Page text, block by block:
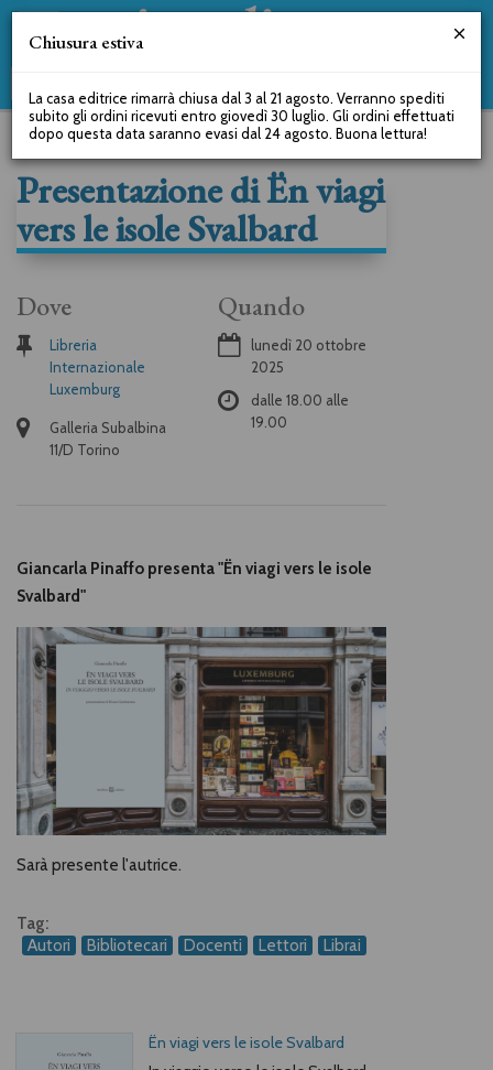
Presentazione di Ën viagi
vers le isole Svalbard
Dove
Libreria
Internazionale
Luxemburg
Galleria Subalbina
11/D Torino
Quando
lunedì 20 ottobre
2025
dalle 18.00 alle
19.00
Giancarla Pinaffo presenta "Ën viagi vers le isole
Svalbard"
Sarà presente l'autrice.
Tag:
Autori
Bibliotecari Docenti Lettori Librai
Ën viagi vers le isole Svalbard
Chiusura estiva
La casa editrice rimarrà chiusa dal 3 al 21 agosto. Verranno spediti
subito gli ordini ricevuti entro giovedì 30 luglio. Gli ordini effettuati
dopo questa data saranno evasi dal 24 agosto. Buona lettura!